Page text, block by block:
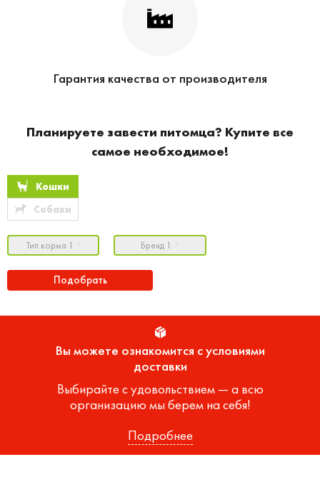
Гарантия качества от производителя
Планируете завести питомца? Купите все
самое необходимое!
Кошки
Собаки
Тип корма 1 Бренд 1
Подобрать
Вы можете ознакомится с условиями
доставки
Выбирайте с удовольствием — а всю
организацию мы берем на себя!
Подробнее